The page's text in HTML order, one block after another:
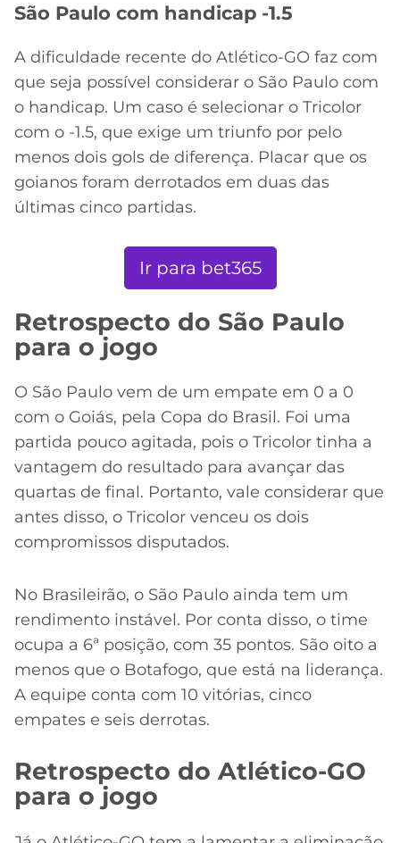
São Paulo com handicap -1.5
A dificuldade recente do Atlético-GO faz com
que seja possível considerar o São Paulo com
o handicap. Um caso é selecionar o Tricolor
com o -1.5, que exige um triunfo por pelo
menos dois gols de diferença. Placar que os
goianos foram derrotados em duas das
últimas cinco partidas.
Ir para bet365
Retrospecto do São Paulo
para o jogo
O São Paulo vem de um empate em 0 a 0
com o Goiás, pela Copa do Brasil. Foi uma
partida pouco agitada, pois o Tricolor tinha a
vantagem do resultado para avançar das
quartas de final. Portanto, vale considerar que
antes disso, o Tricolor venceu os dois
compromissos disputados.
No Brasileirão, o São Paulo ainda tem um
rendimento instável. Por conta disso, o time
ocupa a 6ª posição, com 35 pontos. São oito a
menos que o Botafogo, que está na liderança.
A equipe conta com 10 vitórias, cinco
empates e seis derrotas.
Retrospecto do Atlético-GO
para o jogo